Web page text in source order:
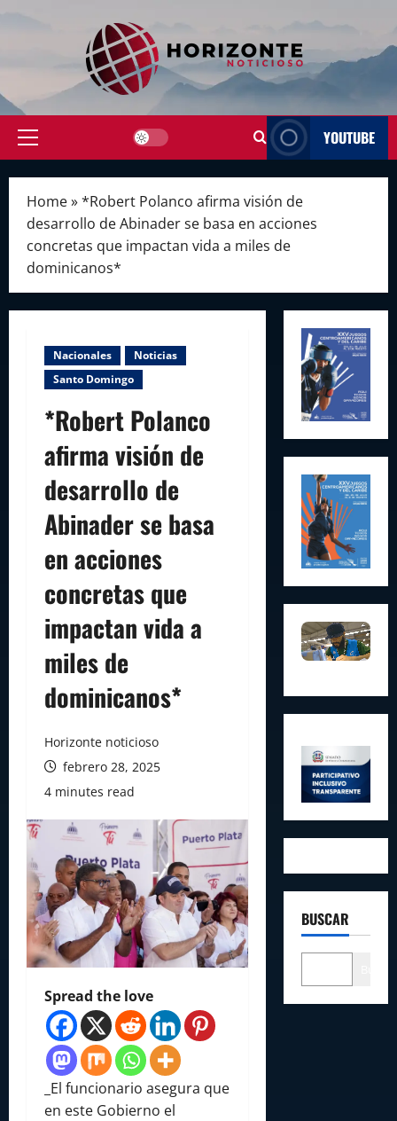
Primary
YOUTUBE
Home»*Robert Polanco afirma visión de
desarrollo de Abinader se basa en acciones
concretas que impactan vida a miles de
dominicanos*
Nacionales
Noticias
Santo Domingo
*Robert Polanco
afirma visión de
desarrollo de
Abinader se basa
en acciones
concretas que
impactan vida a
miles de
dominicanos*
Horizonte noticioso
febrero 28, 2025
4 minutes read
Spread the love
_El funcionario asegura que
en este Gobierno el
BUSCAR